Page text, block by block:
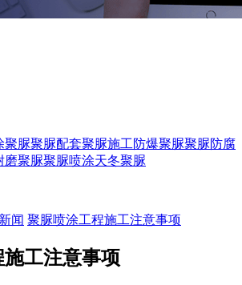
聚脲聚脲配套聚脲施工防爆聚脲聚脲防腐
磨聚脲聚脲喷涂天冬聚脲
闻 聚脲喷涂工程施工注意事项
工注意事项